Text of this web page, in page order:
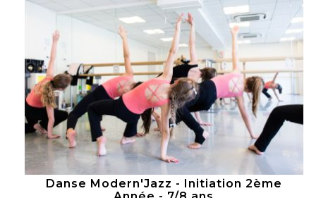
Danse Modern'Jazz - Initiation 2ème